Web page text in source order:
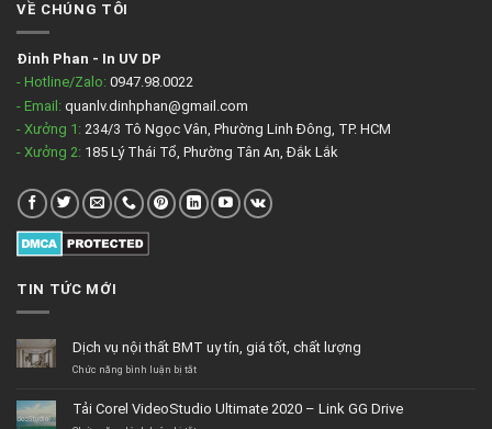
VỀ CHÚNG TÔI
Đinh Phan - In UV DP
- Hotline/Zalo: 0947.98.0022
- Email: quanlv.dinhphan@gmail.com
- Xưởng 1: 234/3 Tô Ngọc Vân, Phường Linh Đông, TP. HCM
- Xưởng 2: 185 Lý Thái Tổ, Phường Tân An, Đắk Lắk
TIN TỨC MỚI
Dịch vụ nội thất BMT uy tín, giá tốt, chất lượng
Chức năng bình luận bị tắtở
nội
Tải Corel VideoStudio Ultimate 2020 – Link GG Drive